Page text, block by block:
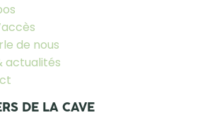
de nous
actualités
DE LA CAVE